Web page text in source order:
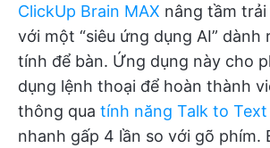
ClickUp Brain MAX nâng tầm
với một “siêu ứng dụng AI” dành
tính để bàn. Ứng dụng này cho
dụng lệnh thoại để hoàn thành
thông qua tính năng Talk to Text
nhanh gấp 4 lần so với gõ phím.